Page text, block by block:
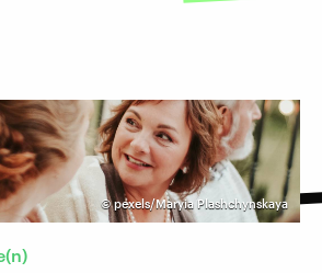
©pexels/Maryia Plashchynskaya